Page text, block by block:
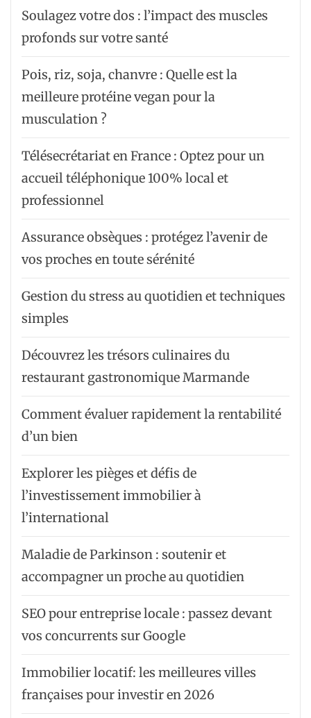
Soulagez votre dos : l’impact des muscles
profonds sur votre santé
Pois, riz, soja, chanvre : Quelle est la
meilleure protéine vegan pour la
musculation ?
Télésecrétariat en France : Optez pour un
accueil téléphonique 100% local et
professionnel
Assurance obsèques : protégez l’avenir de
vos proches en toute sérénité
Gestion du stress au quotidien et techniques
simples
Découvrez les trésors culinaires du
restaurant gastronomique Marmande
Comment évaluer rapidement la rentabilité
d’un bien
Explorer les pièges et défis de
l’investissement immobilier à
l’international
Maladie de Parkinson : soutenir et
accompagner un proche au quotidien
SEO pour entreprise locale : passez devant
vos concurrents sur Google
Immobilier locatif: les meilleures villes
françaises pour investir en 2026